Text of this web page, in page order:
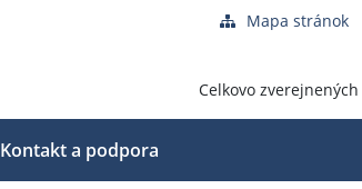
Mapa stránok
Celkovo zverejnených
Kontakt a podpora